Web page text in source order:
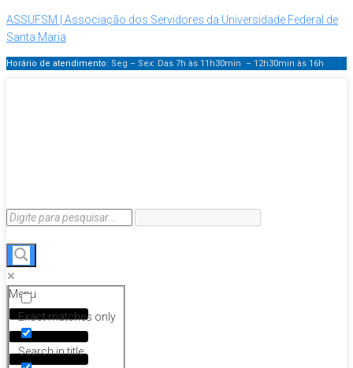
ASSUFSM | Associação dos Servidores da Universidade Federal de
Santa Maria
Horário de atendimento: Seg – Sex: Das 7h às 11h30min – 12h30min às 16h
Exact matches only
Search in title
Menu